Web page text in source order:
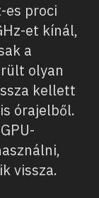
es proci
et kínál,
a
olyan
kellett
órajelből.
vissza.